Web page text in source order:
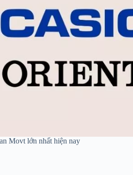
Movt lớn nhất hiện nay